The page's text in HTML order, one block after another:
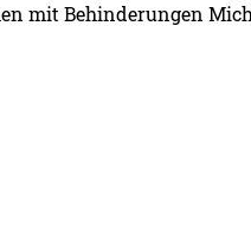
mit Behinderungen